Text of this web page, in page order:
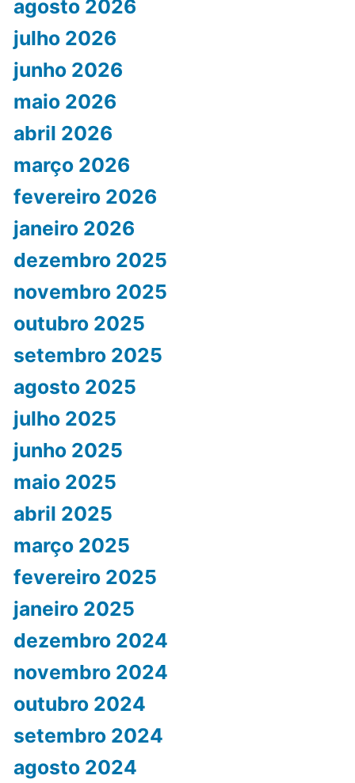
agosto 2026
julho 2026
junho 2026
maio 2026
abril 2026
março 2026
fevereiro 2026
janeiro 2026
dezembro 2025
novembro 2025
outubro 2025
setembro 2025
agosto 2025
julho 2025
junho 2025
maio 2025
abril 2025
março 2025
fevereiro 2025
janeiro 2025
dezembro 2024
novembro 2024
outubro 2024
setembro 2024
agosto 2024